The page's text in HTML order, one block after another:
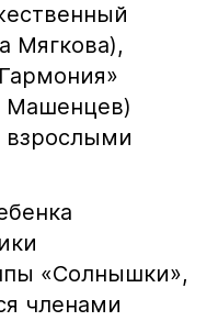
Мягкова),
Машенцев)
взрослыми
«Солнышки»,
членами